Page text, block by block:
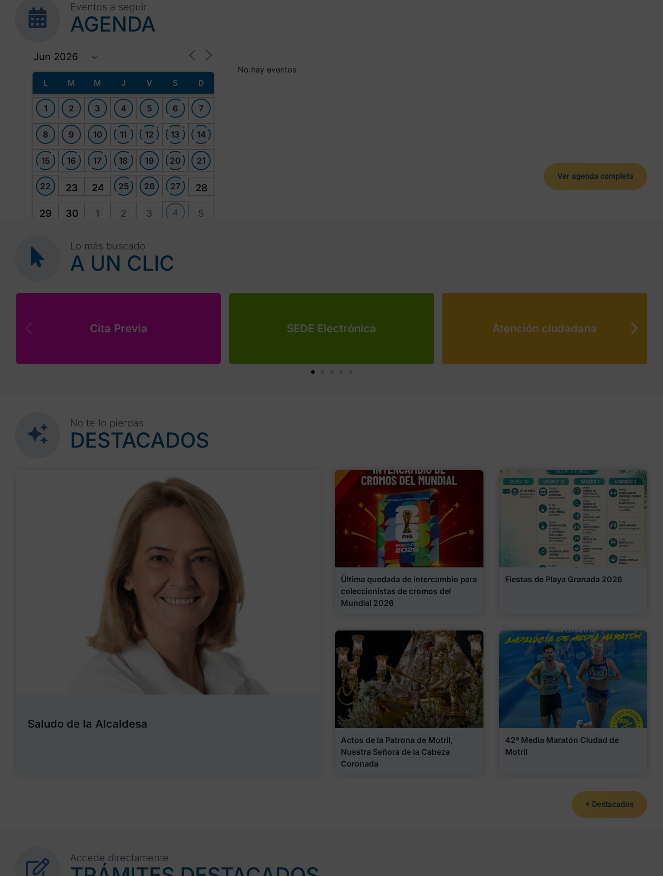
Eventos a seguir
AGENDA
L M M J V S D
1 2 3 4 5 6 7
8 9 10 11 12
+
13
+
14
15 16 17 18 19 20 21
22 23 24 25 26 27 28
29 30 1 2 3 4 5
No hay eventos
Ver agenda completa
Lo más buscado
A UN CLIC
Cita Previa SEDE Electrónica Atención ciudadana
No te lo pierdas
DESTACADOS
Saludo de la Alcaldesa
Última quedada de intercambio para
coleccionistas de cromos del
Mundial 2026
Fiestas de Playa Granada 2026
Actos de la Patrona de Motril,
Nuestra Señora de la Cabeza
Coronada
42ª Media Maratón Ciudad de
Motril
+ Destacados
Accede directamente